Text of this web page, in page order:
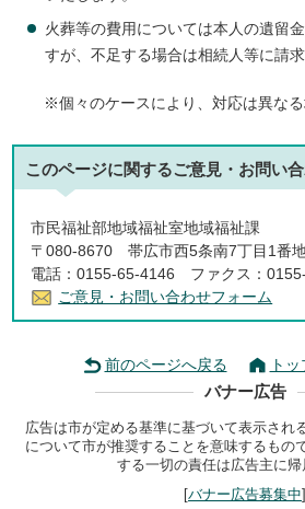
火葬等の費用については本人の遺留
すが、不足する場合は相続人等に請求
※個々のケースにより、対応は異なる
このページに関するご意見・お問い
市民福祉部地域福祉室地域福祉課
〒080-8670 帯広市西5条南7丁目1番
電話：0155-65-4146 ファクス：
ご意見・お問い合わせフォーム
前のページへ戻る ト
バナー広告
広告は市が定める基準に基づいて表示され
について市が推奨することを意味するもの
する一切の責任は広告主に帰
[バナー広告募集中]